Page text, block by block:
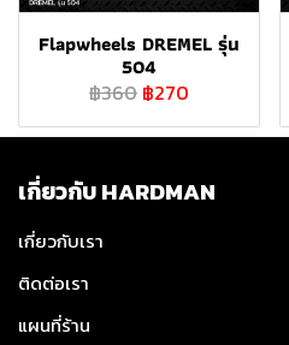
Flapwheels DREMEL รุ่น
504
฿360 ฿270
เกี่ยวกับ HARDMAN
เกี่ยวกับเรา
ติดต่อเรา
แผนที่ร้าน